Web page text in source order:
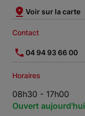
Voir sur la carte
Contact
04 94 93 66 00
Horaires
08h30 - 17h00
Ouvert aujourd'hui